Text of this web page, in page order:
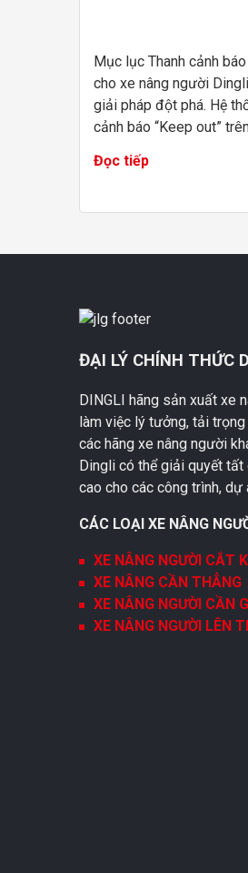
Mục lục Thanh cảnh
cho xe nâng người
giải pháp đột phá. Hệ
cảnh báo “Keep out”
MAC Việt Nam. Hệ thống
Đọc tiếp
ĐẠI LÝ CHÍNH THỨC
DINGLI hãng sản xuất xe
làm việc lý tưởng, tải
các hãng xe nâng người
Dingli có thể giải quyết
cao cho các công trình, dự
CÁC LOẠI XE NÂNG
XE NÂNG NGƯỜI CẮT
XE NÂNG CẦN THẲNG
XE NÂNG NGƯỜI CẦN
XE NÂNG NGƯỜI LÊN